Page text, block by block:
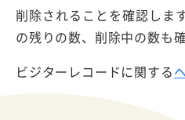
削除されることを確認しま
の残りの数、削除中の数も
ビジターレコードに関する